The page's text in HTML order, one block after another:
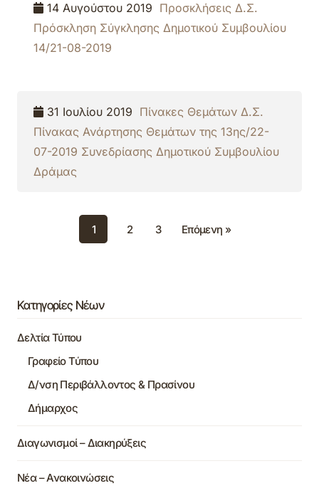
14 Αυγούστου 2019 Προσκλήσεις Δ.Σ.
Πρόσκληση Σύγκλησης Δημοτικού Συμβουλίου
14/21-08-2019
31 Ιουλίου 2019 Πίνακες Θεμάτων Δ.Σ.
Πίνακας Ανάρτησης Θεμάτων της 13ης/22-
07-2019 Συνεδρίασης Δημοτικού Συμβουλίου
Δράμας
1 2 3 Επόμενη »
Κατηγορίες Νέων
Δελτία Τύπου
Γραφείο Τύπου
Δ/νση Περιβάλλοντος & Πρασίνου
Δήμαρχος
Διαγωνισμοί – Διακηρύξεις
Νέα – Ανακοινώσεις